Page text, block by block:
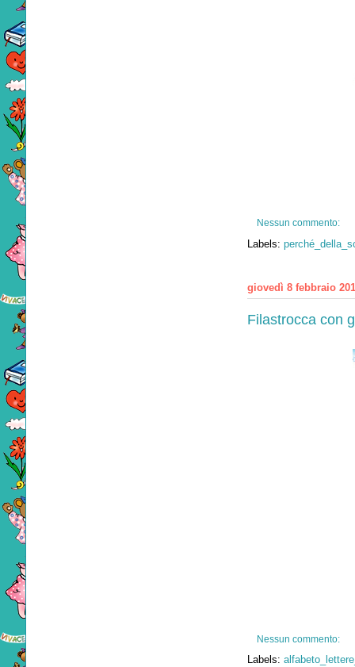
Nessun commento:
Labels:
giovedì 8 febbraio
Filastrocca con
Nessun commento:
Labels: